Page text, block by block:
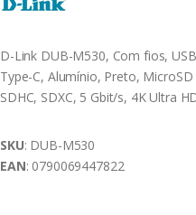
D-Link DUB-M530, Com fios,
Type-C, Alumínio, Preto, MicroSD
SDHC, SDXC, 5 Gbit/s, 4K Ultra
SKU: DUB-M530
EAN: 0790069447822